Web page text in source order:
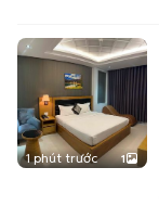
1 phút trước 1